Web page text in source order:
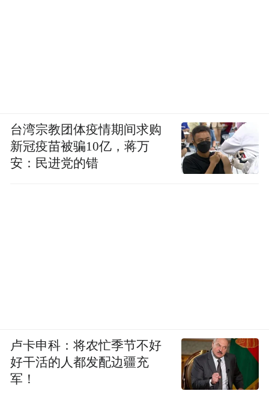
台湾宗教团体疫情期间求购
新冠疫苗被骗10亿，蒋万
安：民进党的错
卢卡申科：将农忙季节不好
好干活的人都发配边疆充
军！